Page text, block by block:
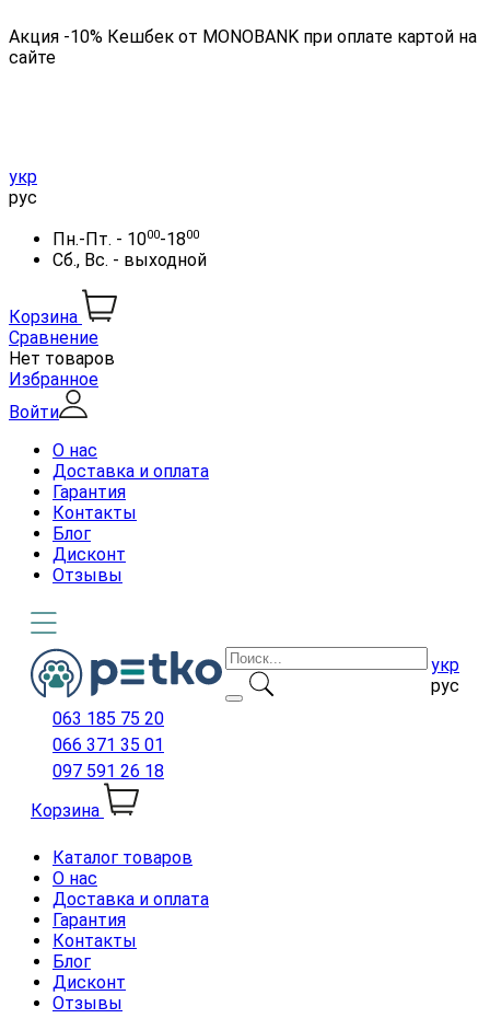
Акция -10% Кешбек от MONOBANK при оплате картой на
сайте
укр
рус
Пн.-Пт. - 1000-1800
Сб., Вс. - выходной
Корзина
Сравнение
Нет товаров
Избранное
Войти
О нас
Доставка и оплата
Гарантия
Контакты
Блог
Дисконт
Отзывы
укр
рус
063 185 75 20
066 371 35 01
097 591 26 18
Корзина
Каталог товаров
О нас
Доставка и оплата
Гарантия
Контакты
Блог
Дисконт
Отзывы